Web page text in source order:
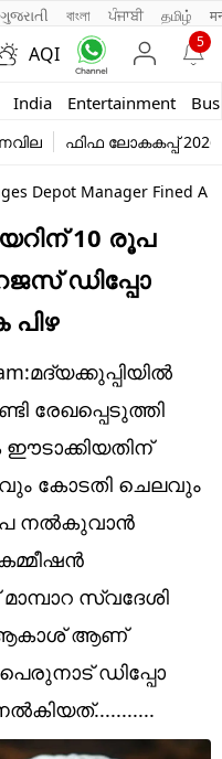
ગુજરાતી বাংলা ਪੰਜਾਬੀ தமிழ்
AQI
5
India Entertainment
ഫിഫ ലോകകപ്പ് 2026
Depot Manager Fined A
10 രൂപ
ഡിപ്പോ
രേഖപ്പെടുത്തി
കോടതി ചെലവും
നൽകുവാൻ
സ്വദേശി
ആകാശ് ആണ്
ഡിപ്പോ